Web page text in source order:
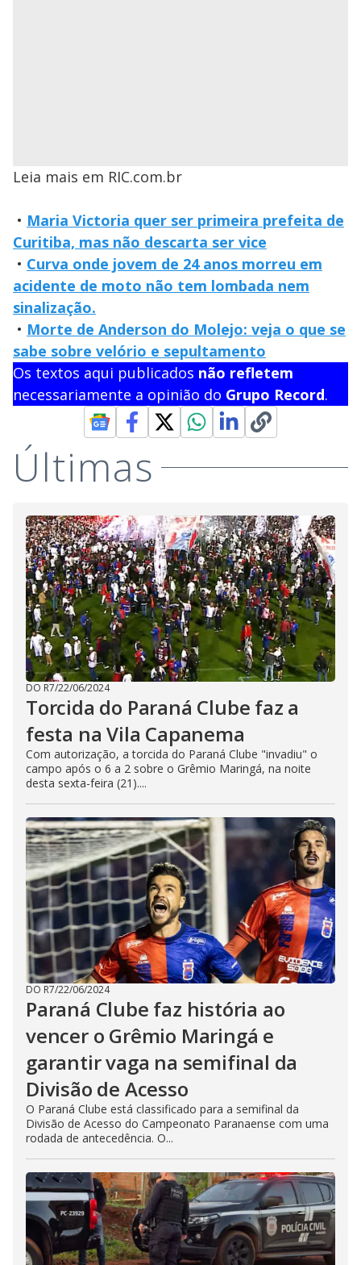
Leia mais em RIC.com.br
• Maria Victoria quer ser primeira prefeita de
Curitiba, mas não descarta ser vice
• Curva onde jovem de 24 anos morreu em
acidente de moto não tem lombada nem
sinalização.
• Morte de Anderson do Molejo: veja o que se
sabe sobre velório e sepultamento
Os textos aqui publicados não refletem
necessariamente a opinião do Grupo Record.
Últimas
DO R7/22/06/2024
Torcida do Paraná Clube faz a
festa na Vila Capanema
Com autorização, a torcida do Paraná Clube "invadiu" o
campo após o 6 a 2 sobre o Grêmio Maringá, na noite
desta sexta-feira (21)....
DO R7/22/06/2024
Paraná Clube faz história ao
vencer o Grêmio Maringá e
garantir vaga na semifinal da
Divisão de Acesso
O Paraná Clube está classificado para a semifinal da
Divisão de Acesso do Campeonato Paranaense com uma
rodada de antecedência. O...